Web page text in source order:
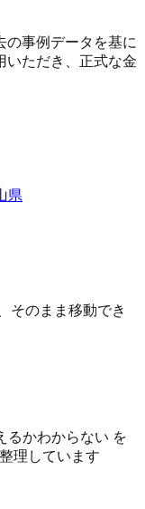
の事例データを基に
いただき、正式な金
県
そのまま移動でき
るかわからない を
理しています